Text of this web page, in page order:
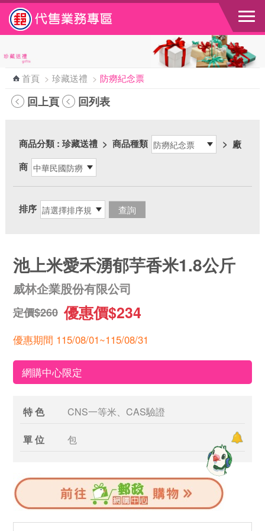
跳到主要內容區塊
首頁 > 珍藏送禮 > 防癆紀念票
回上頁 回列表
商品分類: 珍藏送禮 > 商品種類 > 廠
商
排序
池上米愛禾湧郁芋香米1.8公斤
威林企業股份有限公司
定價$260 優惠價$234
優惠期間 115/08/01~115/08/31
網購中心限定
特 色 CNS一等米、CAS驗證
單 位 包